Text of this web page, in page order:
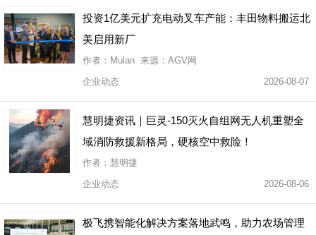
投资1亿美元扩充电动叉车产能：丰田物料搬运北
美启用新厂
作者：Mulan 来源：AGV网
企业动态
2026-08-07
慧明捷资讯｜巨灵-150灭火自组网无人机重塑全
域消防救援新格局，硬核空中救险！
作者：慧明捷
企业动态
2026-08-06
极飞携智能化解决方案落地武鸣，助力农场管理